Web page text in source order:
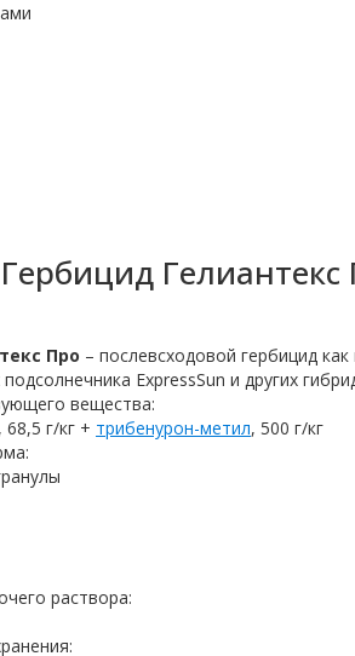
Гербицид Гелиантекс
Про – послевсходовой гербицид
ExpressSun и других
вещества:
, 68,5 г/кг + трибенурон-метил, 500 г/кг
раствора: